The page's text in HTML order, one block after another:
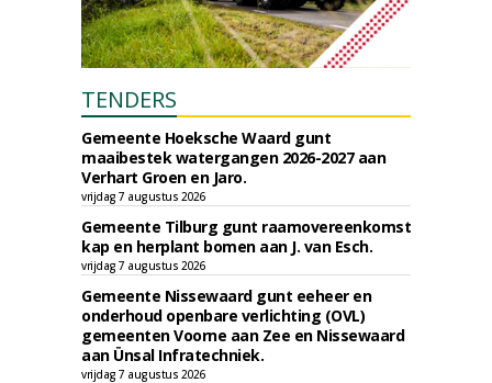
TENDERS
Gemeente Hoeksche Waard gunt
maaibestek watergangen 2026-2027 aan
Verhart Groen en Jaro.
vrijdag 7 augustus 2026
Gemeente Tilburg gunt raamovereenkomst
kap en herplant bomen aan J. van Esch.
vrijdag 7 augustus 2026
Gemeente Nissewaard gunt eeheer en
onderhoud openbare verlichting (OVL)
gemeenten Voorne aan Zee en Nissewaard
aan Ünsal Infratechniek.
vrijdag 7 augustus 2026